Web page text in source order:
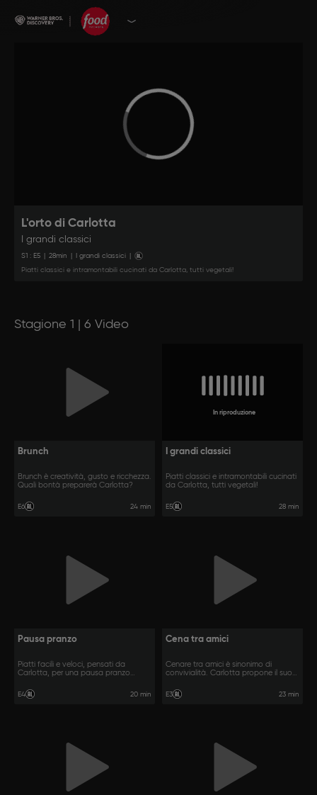
L'orto di Carlotta
I grandi classici
S1 : E5 28min I grandi classici
Piatti classici e intramontabili cucinati da Carlotta, tutti vegetali!
Stagione 1 | 6 Video
Brunch
Brunch è creatività, gusto e ricchezza.
Quali bontà preparerà Carlotta?
E6 24 min
In riproduzione
I grandi classici
Piatti classici e intramontabili cucinati
da Carlotta, tutti vegetali!
E5 28 min
Pausa pranzo
Piatti facili e veloci, pensati da
Carlotta, per una pausa pranzo
E4 20 min
Cena tra amici
Cenare tra amici è sinonimo di
convivialità. Carlotta propone il suo
E3 23 min